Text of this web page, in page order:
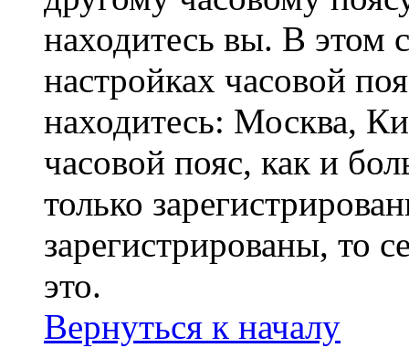
находитесь вы. В этом
настройках часовой
находитесь: Москва,
часовой пояс, как и
только
зарегистрированы, то
это.
Вернуться к началу